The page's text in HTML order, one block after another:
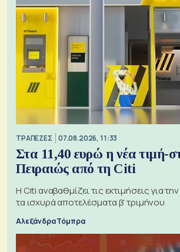
ΤΡΑΠΕΖΕΣ 07.08.2026, 11:33
Στα 11,40 ευρώ η νέα τιμή-
Πειραιώς από τη Citi
Η Citi αναβαθμίζει τις εκτιμήσεις για
τα ισχυρά αποτελέσματα β' τριμήνου
Αλεξάνδρα Τόμπρα